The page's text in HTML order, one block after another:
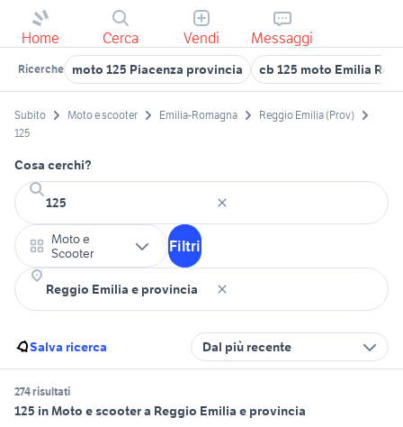
Home Cerca Vendi Messaggi
Ricerche moto 125 Piacenza provincia cb 125 moto Emilia
Subito Moto e scooter Emilia-Romagna
Reggio Emilia (Prov)
125
Cosa cerchi?
Moto e
Scooter
Filtri
Salva ricerca Dal più recente
274 risultati
125 in Moto e scooter a Reggio Emilia e provincia